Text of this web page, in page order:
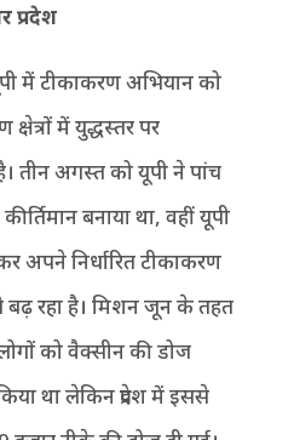
प्रदेश
में टीकाकरण अभियान को
क्षेत्रों में युद्धस्तर पर
तीन अगस्त को यूपी ने पांच
बनाया था, वहीं यूपी
अपने निर्धारित टीकाकरण
रहा है। मिशन जून के तहत
को वैक्सीन की डोज
था लेकिन प्रदेश में इससे